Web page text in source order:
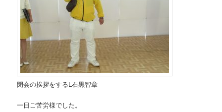
閉会の挨拶をするL石黒智章
一日ご苦労様でした。